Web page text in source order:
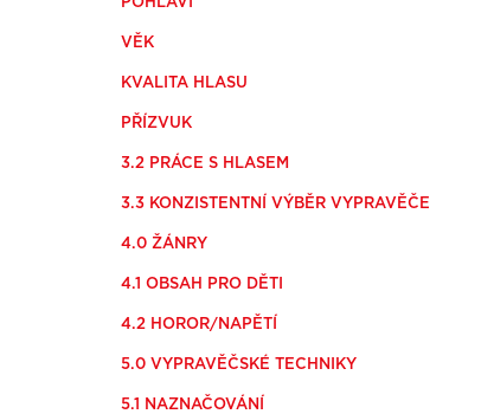
VĚK
KVALITA HLASU
PŘÍZVUK
3.2 PRÁCE S HLASEM
3.3 KONZISTENTNÍ VÝBĚR VYPRAVĚČE
4.0 ŽÁNRY
4.1 OBSAH PRO DĚTI
4.2 HOROR/NAPĚTÍ
5.0 VYPRAVĚČSKÉ TECHNIKY
5.1 NAZNAČOVÁNÍ